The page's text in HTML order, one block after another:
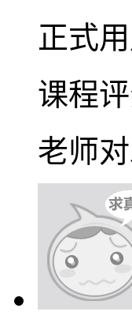
正式
课程
老师